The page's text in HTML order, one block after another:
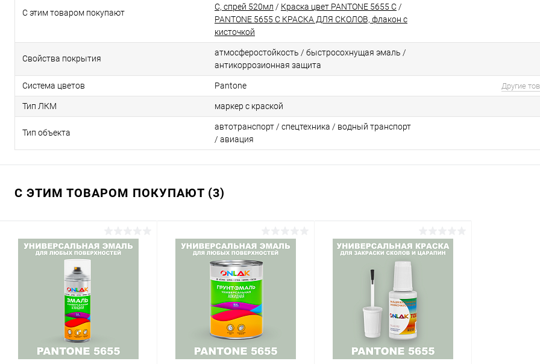
С этим товаром покупают
C, спрей 520мл / Краска цвет PANTONE 5655 C /
PANTONE 5655 C КРАСКА ДЛЯ СКОЛОВ, флакон с
кисточкой
Свойства покрытия
атмосферостойкоcть / быстросохнущая эмаль /
антикоррозионная защита
Система цветов Pantone Другие
Тип ЛКМ маркер с краской
Тип объекта
автотранспорт / спецтехника / водный транспорт
/ авиация
С ЭТИМ ТОВАРОМ ПОКУПАЮТ (3)